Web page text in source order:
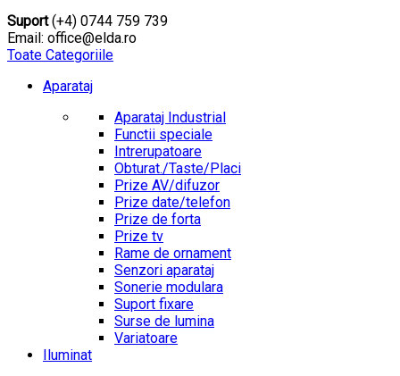
Suport(+4) 0744 759 739
Email: office@elda.ro
Toate Categoriile
Aparataj
Aparataj Industrial
Functii speciale
Intrerupatoare
Obturat./Taste/Placi
Prize AV/difuzor
Prize date/telefon
Prize de forta
Prize tv
Rame de ornament
Senzori aparataj
Sonerie modulara
Suport fixare
Surse de lumina
Variatoare
Iluminat